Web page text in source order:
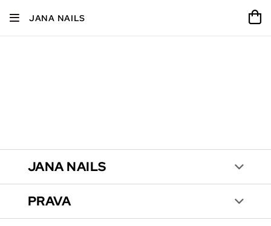
JANA NAILS
JANA NAILS
PRAVA